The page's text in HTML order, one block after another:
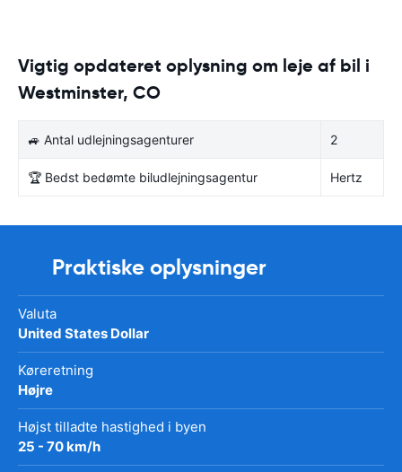
Vigtig opdateret oplysning om leje af bil i
Westminster, CO
🚙 Antal udlejningsagenturer 2
🏆 Bedst bedømte biludlejningsagentur Hertz
Praktiske oplysninger
Valuta
United States Dollar
Køreretning
Højre
Højst tilladte hastighed i byen
25 - 70 km/h